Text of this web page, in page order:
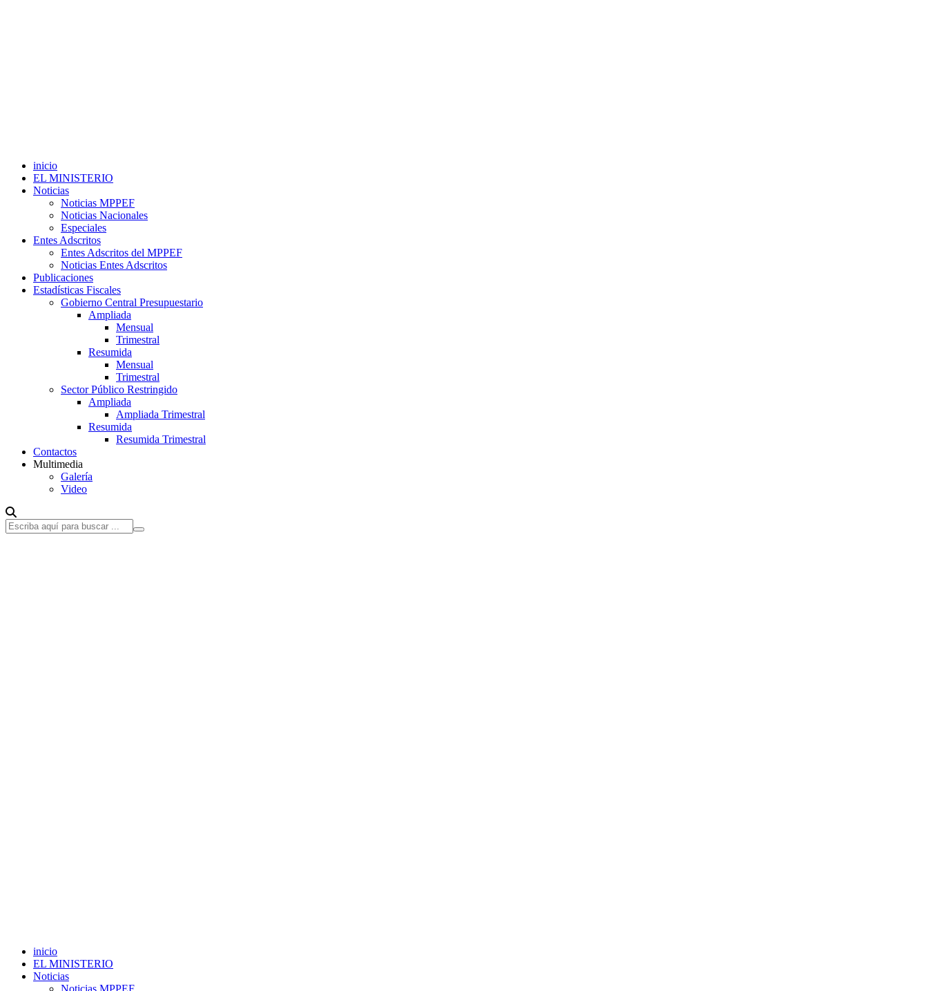
inicio
EL MINISTERIO
Noticias
Noticias MPPEF
Noticias Nacionales
Especiales
Entes Adscritos
Entes Adscritos del MPPEF
Noticias Entes Adscritos
Publicaciones
Estadísticas Fiscales
Gobierno Central Presupuestario
Ampliada
Mensual
Trimestral
Resumida
Mensual
Trimestral
Sector Público Restringido
Ampliada
Ampliada Trimestral
Resumida
Resumida Trimestral
Contactos
Multimedia
Galería
Video
inicio
EL MINISTERIO
Noticias
Noticias MPPEF